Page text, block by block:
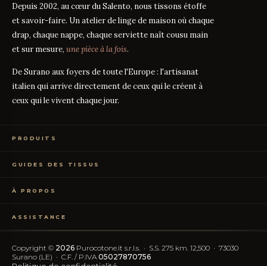
Depuis 2002, au cœur du Salento, nous tissons étoffe
et savoir-faire. Un atelier de linge de maison où chaque
drap, chaque nappe, chaque serviette naît cousu main
et sur mesure, une pièce à la fois.
De Surano aux foyers de toute l'Europe : l'artisanat
italien qui arrive directement de ceux qui le créent à
ceux qui le vivent chaque jour.
PRODUITS
Linge de Table
Vêtements de Maison
GUIDES DES TISSUS
Percale ou Satin ?
TC300 vs Coton Égyptien
À PROPOS
Notre artisanat
Certification OEKO-TEX
Blog
Avis Trustpilot
ASSISTANCE
FAQ
Frais d'expédition
Copyright © 2026 Purocotone.it s.r.l.s. · S.S. 275 km. 12,500 · 73030
Surano (LE) · C.F. / P.IVA 05027870756